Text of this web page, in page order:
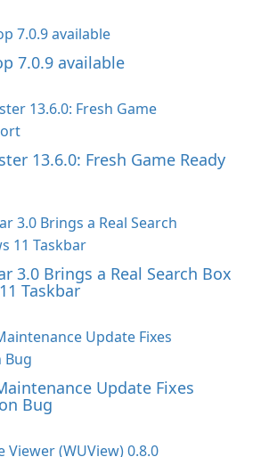
7.0.9 available
13.6.0: Fresh Game Ready
3.0 Brings a Real Search Box
Taskbar
Update Fixes
Bug